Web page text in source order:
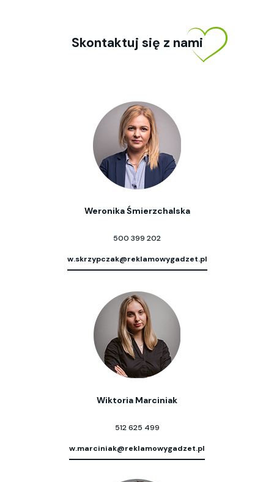
Skontaktuj się z nami
Weronika Śmierzchalska
500 399 202
w.skrzypczak@reklamowygadzet.pl
Wiktoria Marciniak
512 625 499
w.marciniak@reklamowygadzet.pl